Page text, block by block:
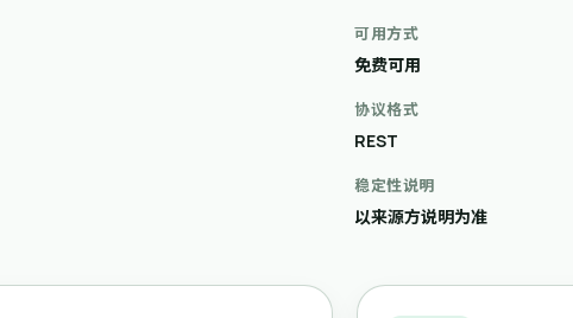
可用方式
免费可用
协议格式
REST
稳定性说明
以来源方说明为准